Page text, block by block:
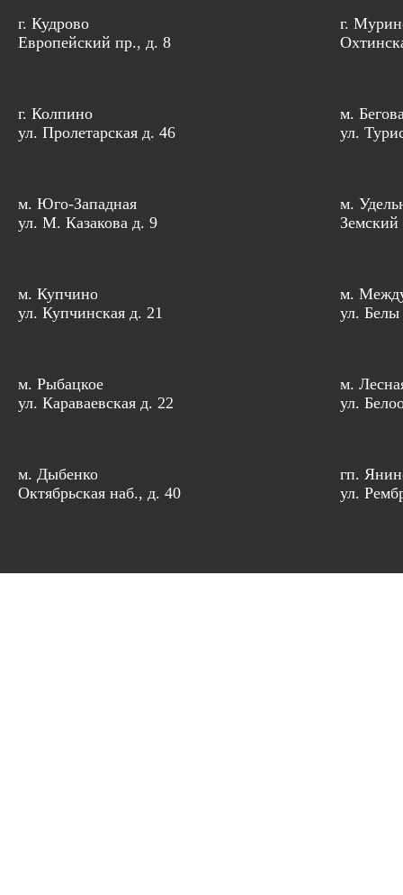
г. Кудрово
Европейский пр., д. 8
г.
г. Колпино
ул. Пролетарская д. 46
м.
ул.
м. Юго-Западная
ул. М. Казакова д. 9
м.
Земский
м. Купчино
ул. Купчинская д. 21
м.
ул.
м. Рыбацкое
ул. Караваевская д. 22
м.
ул.
м. Дыбенко
Октябрьская наб., д. 40
гп.
ул.